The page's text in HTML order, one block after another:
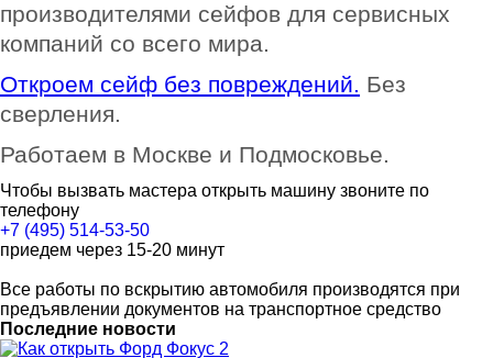
производителями сейфов для сервисных
компаний со всего мира.
Откроем сейф без повреждений. Без
сверления.
Работаем в Москве и Подмосковье.
Чтобы вызвать мастера открыть машину звоните по
телефону
+7 (495) 514-53-50
приедем через 15-20 минут
Все работы по вскрытию автомобиля производятся при
предъявлении документов на транспортное средство
Последние новости